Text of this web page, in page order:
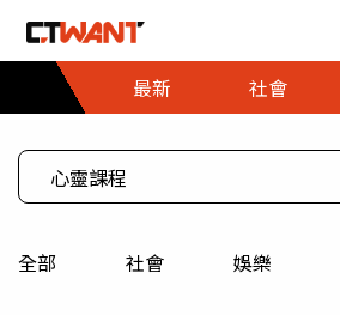
最新
社會
全部 社會 娛樂